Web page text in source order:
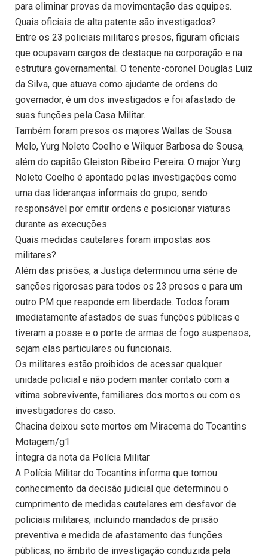
para eliminar provas da movimentação das equipes.
Quais oficiais de alta patente são investigados?
Entre os 23 policiais militares presos, figuram oficiais
que ocupavam cargos de destaque na corporação e na
estrutura governamental. O tenente-coronel Douglas Luiz
da Silva, que atuava como ajudante de ordens do
governador, é um dos investigados e foi afastado de
suas funções pela Casa Militar.
Também foram presos os majores Wallas de Sousa
Melo, Yurg Noleto Coelho e Wilquer Barbosa de Sousa,
além do capitão Gleiston Ribeiro Pereira. O major Yurg
Noleto Coelho é apontado pelas investigações como
uma das lideranças informais do grupo, sendo
responsável por emitir ordens e posicionar viaturas
durante as execuções.
Quais medidas cautelares foram impostas aos
militares?
Além das prisões, a Justiça determinou uma série de
sanções rigorosas para todos os 23 presos e para um
outro PM que responde em liberdade. Todos foram
imediatamente afastados de suas funções públicas e
tiveram a posse e o porte de armas de fogo suspensos,
sejam elas particulares ou funcionais.
Os militares estão proibidos de acessar qualquer
unidade policial e não podem manter contato com a
vítima sobrevivente, familiares dos mortos ou com os
investigadores do caso.
Chacina deixou sete mortos em Miracema do Tocantins
Motagem/g1
Íntegra da nota da Polícia Militar
A Polícia Militar do Tocantins informa que tomou
conhecimento da decisão judicial que determinou o
cumprimento de medidas cautelares em desfavor de
policiais militares, incluindo mandados de prisão
preventiva e medida de afastamento das funções
públicas, no âmbito de investigação conduzida pela